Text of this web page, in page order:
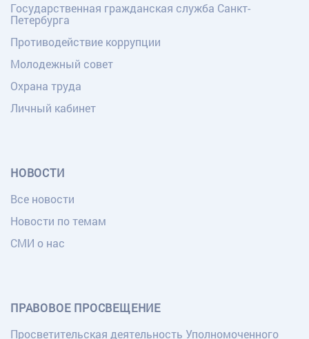
Государственная гражданская служба Санкт-
Петербурга
Противодействие коррупции
Молодежный совет
Охрана труда
Личный кабинет
НОВОСТИ
Все новости
Новости по темам
СМИ о нас
ПРАВОВОЕ ПРОСВЕЩЕНИЕ
Просветительская деятельность Уполномоченного